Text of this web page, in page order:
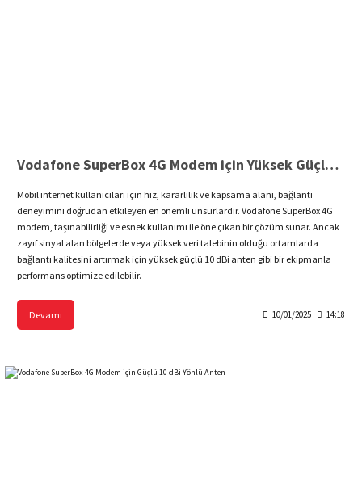
Vodafone SuperBox 4G Modem için Yüksek Güçlü 10 dBi Anten
Mobil internet kullanıcıları için hız, kararlılık ve kapsama alanı, bağlantı
deneyimini doğrudan etkileyen en önemli unsurlardır. Vodafone SuperBox 4G
modem, taşınabilirliği ve esnek kullanımı ile öne çıkan bir çözüm sunar. Ancak
zayıf sinyal alan bölgelerde veya yüksek veri talebinin olduğu ortamlarda
bağlantı kalitesini artırmak için yüksek güçlü 10 dBi anten gibi bir ekipmanla
performans optimize edilebilir.
Devamı 10/01/2025 14:18